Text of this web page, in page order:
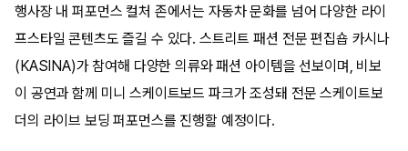
행사장 내 퍼포먼스 컬처 존에서는 자동차 문화를 넘어 다양한 라이
프스타일 콘텐츠도 즐길 수 있다. 스트리트 패션 전문 편집숍 카시나
(KASINA)가 참여해 다양한 의류와 패션 아이템을 선보이며, 비보
이 공연과 함께 미니 스케이트보드 파크가 조성돼 전문 스케이트보
더의 라이브 보딩 퍼포먼스를 진행할 예정이다.